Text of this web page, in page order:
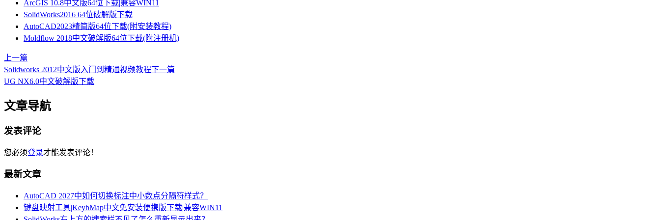
ArcGIS 10.8中文版64位下载|兼容WIN11
SolidWorks2016 64位破解版下载
AutoCAD2023精简版64位下载(附安装教程)
Moldflow 2018中文破解版64位下载(附注册机)
上一篇
Solidworks 2012中文版入门到精通视频教程下一篇
UG NX6.0中文破解版下载
文章导航
发表评论
您必须登录才能发表评论！
最新文章
AutoCAD 2027中如何切换标注中小数点分隔符样式？
键盘映射工具|KeybMap中文免安装便携版下载|兼容WIN11